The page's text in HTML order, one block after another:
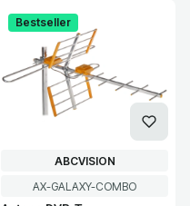
Bestseller
Kod produktu
AX-GALAXY-COMBO
PRODUCENT
ABCVISION